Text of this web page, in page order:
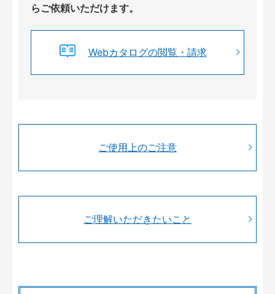
らご依頼いただけます。
Webカタログの閲覧・請求
ご使用上のご注意
ご理解いただきたいこと